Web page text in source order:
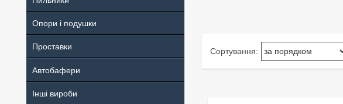
Опори і подушки
Проставки
Автобафери
Інші вироби